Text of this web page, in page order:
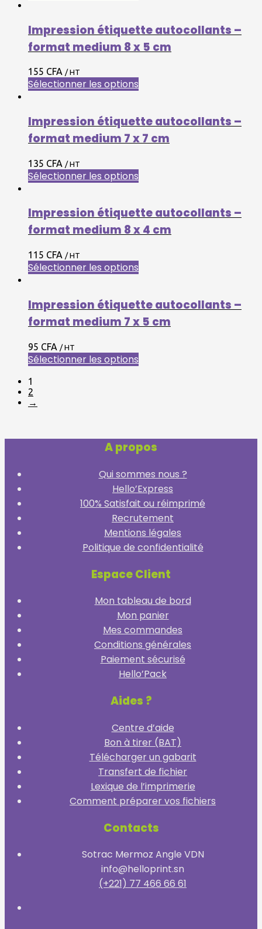
Impression étiquette autocollants –
format medium 8 x 5 cm
155 CFA / HT
Sélectionner les options
Impression étiquette autocollants –
format medium 7 x 7 cm
135 CFA / HT
Sélectionner les options
Impression étiquette autocollants –
format medium 8 x 4 cm
115 CFA / HT
Sélectionner les options
Impression étiquette autocollants –
format medium 7 x 5 cm
95 CFA / HT
Sélectionner les options
1
2
→
A propos
Qui sommes nous ?
Hello’Express
100% Satisfait ou réimprimé
Recrutement
Mentions légales
Politique de confidentialité
Espace Client
Mon tableau de bord
Mon panier
Mes commandes
Conditions générales
Paiement sécurisé
Hello’Pack
Aides ?
Centre d’aide
Bon à tirer (BAT)
Télécharger un gabarit
Transfert de fichier
Lexique de l’imprimerie
Comment préparer vos fichiers
Contacts
Sotrac Mermoz Angle VDN
info@helloprint.sn
(+221) 77 466 66 61